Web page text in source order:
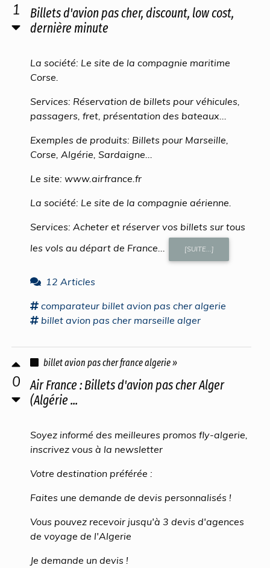
1
Billets d'avion pas cher, discount, low cost,
dernière minute
La société: Le site de la compagnie maritime
Corse.
Services: Réservation de billets pour véhicules,
passagers, fret, présentation des bateaux...
Exemples de produits: Billets pour Marseille,
Corse, Algérie, Sardaigne...
Le site: www.airfrance.fr
La société: Le site de la compagnie aérienne.
Services: Acheter et réserver vos billets sur tous
les vols au départ de France...
[SUITE...]
12 Articles
comparateur billet avion pas cher algerie
billet avion pas cher marseille alger
0
billet avion pas cher france algerie »
Air France : Billets d'avion pas cher Alger
(Algérie ...
Soyez informé des meilleures promos fly-algerie,
inscrivez vous à la newsletter
Votre destination préférée :
Faites une demande de devis personnalisés !
Vous pouvez recevoir jusqu'à 3 devis d'agences
de voyage de l'Algerie
Je demande un devis !